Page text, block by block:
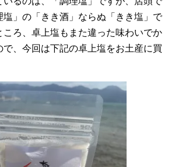
塩」の「きき酒」ならぬ「きき塩」で
ころ、卓上塩もまた違った味わいでか
で、今回は下記の卓上塩をお土産に買